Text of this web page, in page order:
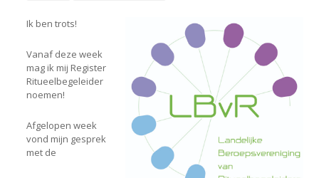
Ik ben trots!
Vanaf deze week
mag ik mij Register
Ritueelbegeleider
noemen!
Afgelopen week
vond mijn gesprek
met de